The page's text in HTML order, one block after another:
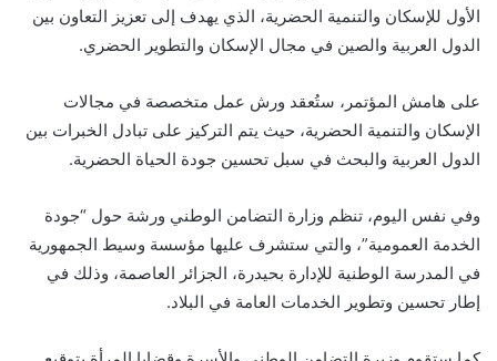
الأول للإسكان والتنمية الحضرية، الذي يهدف إلى تعزيز التعاون بين
الدول العربية والصين في مجال الإسكان والتطوير الحضري.
على هامش المؤتمر، ستُعقد ورش عمل متخصصة في مجالات
الإسكان والتنمية الحضرية، حيث يتم التركيز على تبادل الخبرات بين
الدول العربية والبحث في سبل تحسين جودة الحياة الحضرية.
وفي نفس اليوم، تنظم وزارة التضامن الوطني ورشة حول “جودة
الخدمة العمومية”، والتي ستشرف عليها مؤسسة وسيط الجمهورية
في المدرسة الوطنية للإدارة بحيدرة، الجزائر العاصمة، وذلك في
إطار تحسين وتطوير الخدمات العامة في البلاد.